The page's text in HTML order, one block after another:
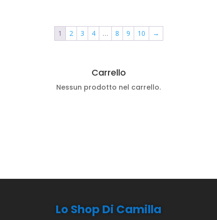
1 2 3 4 … 8 9 10 →
Carrello
Nessun prodotto nel carrello.
Lo Shop Di Camilla